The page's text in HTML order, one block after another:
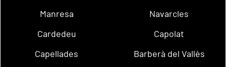
Manresa
Navarcles
Cardedeu
Capolat
Capellades
Barberà del Vallès